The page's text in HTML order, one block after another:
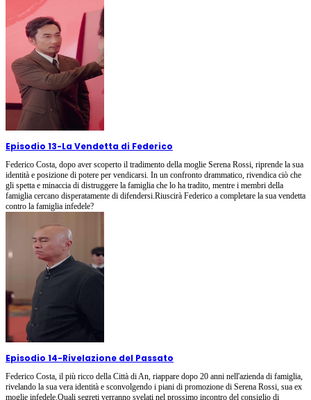
Episodio 13-La Vendetta di Federico
Federico Costa, dopo aver scoperto il tradimento della moglie Serena Rossi, riprende la sua
identità e posizione di potere per vendicarsi. In un confronto drammatico, rivendica ciò che
gli spetta e minaccia di distruggere la famiglia che lo ha tradito, mentre i membri della
famiglia cercano disperatamente di difendersi.Riuscirà Federico a completare la sua vendetta
contro la famiglia infedele?
Episodio 14-Rivelazione del Passato
Federico Costa, il più ricco della Città di An, riappare dopo 20 anni nell'azienda di famiglia,
rivelando la sua vera identità e sconvolgendo i piani di promozione di Serena Rossi, sua ex
moglie infedele.Quali segreti verranno svelati nel prossimo incontro del consiglio di